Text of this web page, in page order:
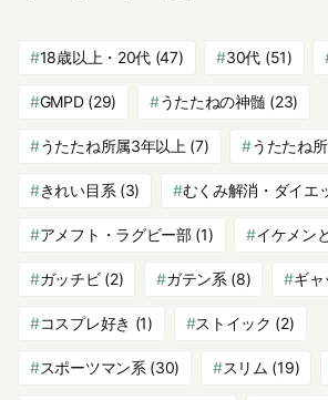
18歳以上・20代 (47) 30代 (51)
GMPD(29) うたたねの神髄 (23)
うたたね所属3年以上 (7) うたたね
きれい目系 (3) むくみ解消・ダイエ
アメフト・ラグビー部(1) イケメン
ガッチビ(2) ガテン系 (8) ギャ
コスプレ好き (1) ストイック (2)
スポーツマン系 (30) スリム (19)